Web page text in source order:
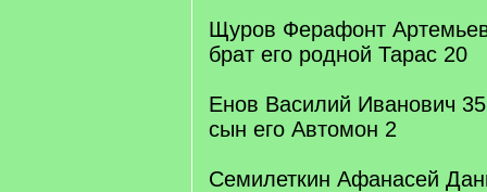
Щуров Ферафонт
брат его родной Тарас 20
Енов Василий Иванович 35
сын его Автомон 2
Семилеткин Афанасей